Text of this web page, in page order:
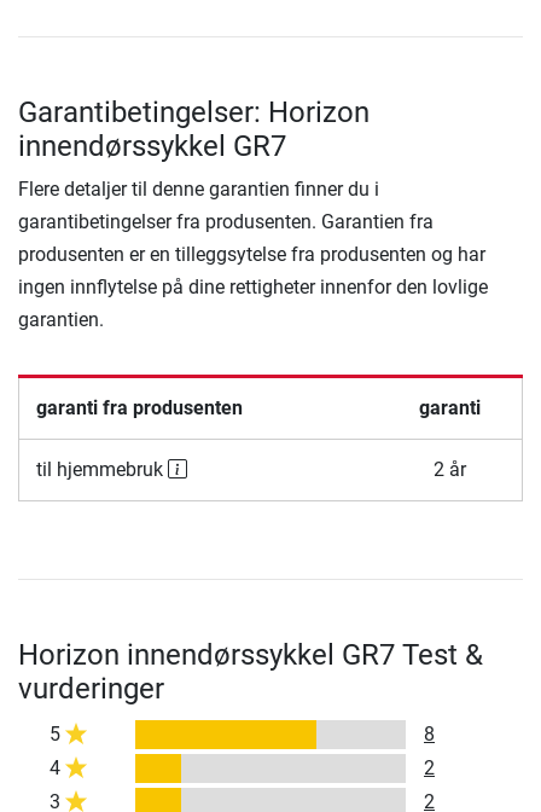
Garantibetingelser: Horizon
innendørssykkel GR7
Flere detaljer til denne garantien finner du i
garantibetingelser fra produsenten. Garantien fra
produsenten er en tilleggsytelse fra produsenten og har
ingen innflytelse på dine rettigheter innenfor den lovlige
garantien.
garanti fra produsenten garanti
til hjemmebruk 2 år
Horizon innendørssykkel GR7 Test &
vurderinger
5
8
4
2
3
2